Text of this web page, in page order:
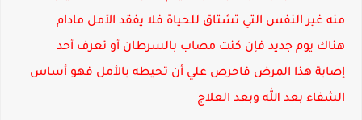
منه غير النفس التي تشتاق للحياة فلا يفقد الأمل مادام
هناك يوم جديد فإن كنت مصاب بالسرطان أو تعرف أحد
إصابة هذا المرض فاحرص علي أن تحيطه بالأمل فهو أساس
الشفاء بعد الله وبعد العلاج